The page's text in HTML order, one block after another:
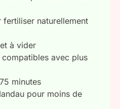
naturellement
à vider
avec plus
minutes
pour moins de